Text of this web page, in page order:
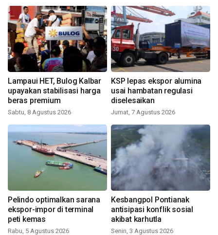
Lampaui HET, Bulog Kalbar
upayakan stabilisasi harga
beras premium
Sabtu, 8 Agustus 2026
KSP lepas ekspor alumina
usai hambatan regulasi
diselesaikan
Jumat, 7 Agustus 2026
Pelindo optimalkan sarana
ekspor-impor di terminal
peti kemas
Rabu, 5 Agustus 2026
Kesbangpol Pontianak
antisipasi konflik sosial
akibat karhutla
Senin, 3 Agustus 2026